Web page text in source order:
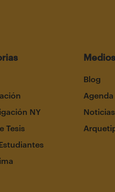
NY
Tesis
Medios
Blog
Agenda
Noticias